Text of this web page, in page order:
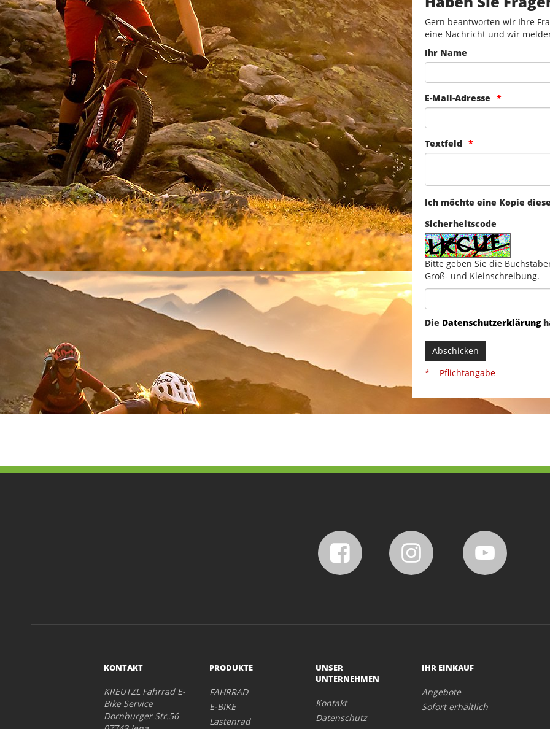
Gern beantworten wir Ihre
eine Nachricht und wir
Ihr Name
E-Mail-Adresse
Textfeld
Ich möchte eine Kopie
Sicherheitscode
Bitte geben Sie die
Groß- und Kleinschreibung.
Die Datenschutzerklärung
Abschicken
* = Pflichtangabe
KONTAKT
KREUTZL Fahrrad E-
Bike Service
Dornburger Str.56
PRODUKTE
FAHRRAD
E-BIKE
Lastenrad
UNSER
UNTERNEHMEN
Kontakt
Datenschutz
IHR EINKAUF
Angebote
Sofort erhältlich